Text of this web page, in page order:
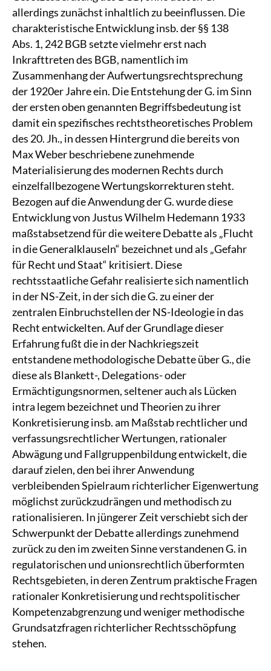
allerdings zunächst inhaltlich zu beeinflussen. Die
charakteristische Entwicklung insb. der §§ 138
Abs. 1, 242 BGB setzte vielmehr erst nach
Inkrafttreten des BGB, namentlich im
Zusammenhang der Aufwertungsrechtsprechung
der 1920er Jahre ein. Die Entstehung der G. im Sinn
der ersten oben genannten Begriffsbedeutung ist
damit ein spezifisches rechtstheoretisches Problem
des 20. Jh., in dessen Hintergrund die bereits von
Max Weber beschriebene zunehmende
Materialisierung des modernen Rechts durch
einzelfallbezogene Wertungskorrekturen steht.
Bezogen auf die Anwendung der G. wurde diese
Entwicklung von Justus Wilhelm Hedemann 1933
maßstabsetzend für die weitere Debatte als „Flucht
in die Generalklauseln“ bezeichnet und als „Gefahr
für Recht und Staat“ kritisiert. Diese
rechtsstaatliche Gefahr realisierte sich namentlich
in der NS-Zeit, in der sich die G. zu einer der
zentralen Einbruchstellen der NS-Ideologie in das
Recht entwickelten. Auf der Grundlage dieser
Erfahrung fußt die in der Nachkriegszeit
entstandene methodologische Debatte über G., die
diese als Blankett-, Delegations- oder
Ermächtigungsnormen, seltener auch als Lücken
intra legem bezeichnet und Theorien zu ihrer
Konkretisierung insb. am Maßstab rechtlicher und
verfassungsrechtlicher Wertungen, rationaler
Abwägung und Fallgruppenbildung entwickelt, die
darauf zielen, den bei ihrer Anwendung
verbleibenden Spielraum richterlicher Eigenwertung
möglichst zurückzudrängen und methodisch zu
rationalisieren. In jüngerer Zeit verschiebt sich der
Schwerpunkt der Debatte allerdings zunehmend
zurück zu den im zweiten Sinne verstandenen G. in
regulatorischen und unionsrechtlich überformten
Rechtsgebieten, in deren Zentrum praktische Fragen
rationaler Konkretisierung und rechtspolitischer
Kompetenzabgrenzung und weniger methodische
Grundsatzfragen richterlicher Rechtsschöpfung
stehen.